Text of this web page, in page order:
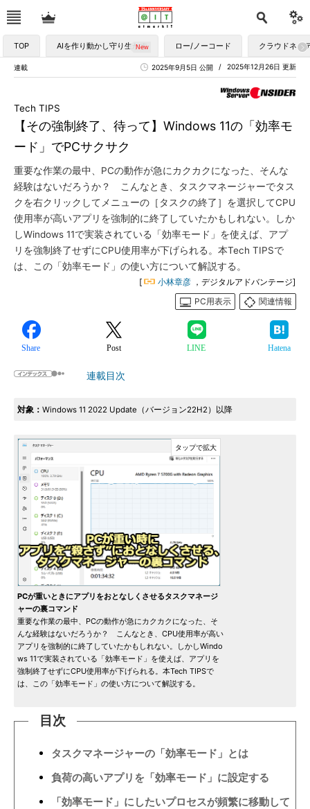
TOP AIを作り動かし守り生かす ロー/ノーコード クラウドネイ
連載 2025年12月26日 更新
2025年9月5日 公開
【その強制終了、待って】Windows 11の「効率モ
ード」でPCサクサク
Tech TIPS
重要な作業の最中、PCの動作が急にカクカクになった、そんな
経験はないだろうか？ こんなとき、タスクマネージャーでタス
クを右クリックしてメニューの［タスクの終了］を選択してCPU
使用率が高いアプリを強制的に終了していたかもしれない。しか
しWindows 11で実装されている「効率モード」を使えば、アプ
リを強制終了せずにCPU使用率が下げられる。本Tech TIPSで
は、この「効率モード」の使い方について解説する。
[ 小林章彦 ，デジタルアドバンテージ]
PC用表示
関連情報
Share Post LINE Hatena
連載目次
対象： Windows 11 2022 Update（バージョン22H2）以降
PCが重いときにアプリをおとなしくさせるタスクマネージ
ャーの裏コマンド
重要な作業の最中、PCの動作が急にカクカクになった、そ
んな経験はないだろうか？ こんなとき、CPU使用率が高い
アプリを強制的に終了していたかもしれない。しかしWindo
ws 11で実装されている「効率モード」を使えば、アプリを
強制終了せずにCPU使用率が下げられる。本Tech TIPSで
は、この「効率モード」の使い方について解説する。
目次
タスクマネージャーの「効率モード」とは
負荷の高いアプリを「効率モード」に設定する
「効率モード」にしたいプロセスが頻繁に移動して